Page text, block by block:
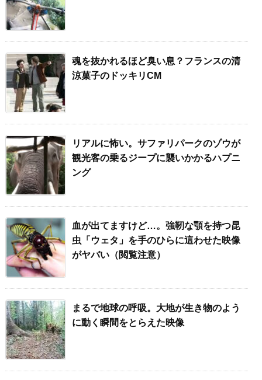
魂を抜かれるほど臭い息？フランスの清
涼菓子のドッキリCM
リアルに怖い。サファリパークのゾウが
観光客の乗るジープに襲いかかるハプニ
ング
血が出てますけど…。強靭な顎を持つ昆
虫「ウェタ」を手のひらに這わせた映像
がヤバい（閲覧注意）
まるで地球の呼吸。大地が生き物のよう
に動く瞬間をとらえた映像